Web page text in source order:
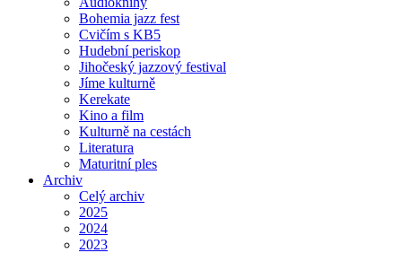
Bohemia jazz fest
Cvičím s KB5
Hudební periskop
Jihočeský jazzový festival
Jíme kulturně
Kerekate
Kino a film
Kulturně na cestách
Literatura
Maturitní ples
Archiv
Celý archiv
2025
2024
2023